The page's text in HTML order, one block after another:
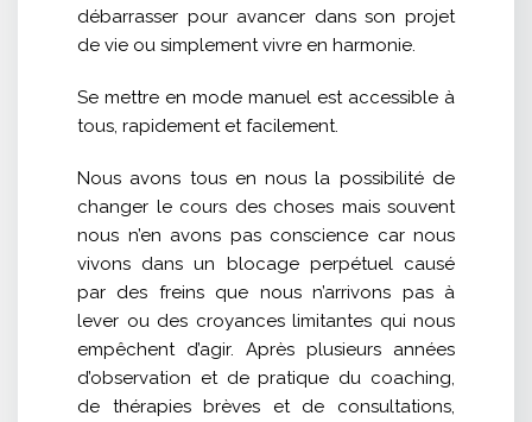
débarrasser pour avancer dans son projet
de vie ou simplement vivre en harmonie.
Se mettre en mode manuel est accessible à
tous, rapidement et facilement.
Nous avons tous en nous la possibilité de
changer le cours des choses mais souvent
nous n’en avons pas conscience car nous
vivons dans un blocage perpétuel causé
par des freins que nous n’arrivons pas à
lever ou des croyances limitantes qui nous
empêchent d’agir. Après plusieurs années
d’observation et de pratique du coaching,
de thérapies brèves et de consultations,